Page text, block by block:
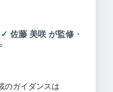
佐藤 美咲 が監修 ・
のガイダンスは